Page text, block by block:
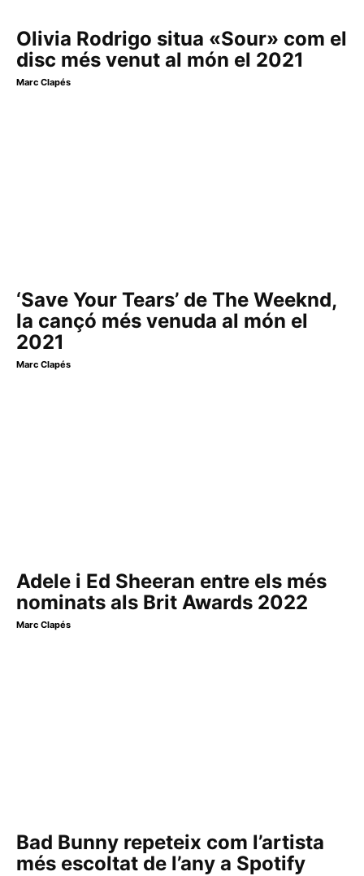
Olivia Rodrigo situa «Sour» com el
disc més venut al món el 2021
Marc Clapés
‘Save Your Tears’ de The Weeknd,
la cançó més venuda al món el
2021
Marc Clapés
Adele i Ed Sheeran entre els més
nominats als Brit Awards 2022
Marc Clapés
Bad Bunny repeteix com l’artista
més escoltat de l’any a Spotify